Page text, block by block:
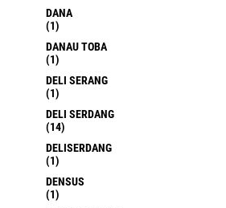
DANA
(1)
DANAU TOBA
(1)
DELI SERANG
(1)
DELI SERDANG
(14)
DELISERDANG
(1)
DENSUS
(1)